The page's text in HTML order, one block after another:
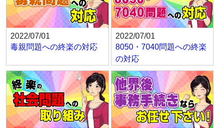
2022/07/01
毒親問題への終楽の対応
2022/07/01
8050・7040問題への終楽
の対応